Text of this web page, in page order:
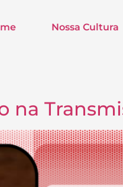
Nossa Cultura
na